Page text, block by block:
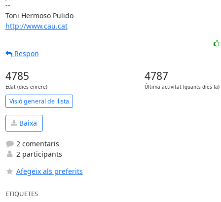
--
Toni Hermoso Pulido
http://www.cau.cat
Respon
4785
Edat (dies enrere)
4787
Última activitat (quants dies fa)
Visió general de llista
Baixa
2 comentaris
2 participants
Afegeix als preferits
ETIQUETES